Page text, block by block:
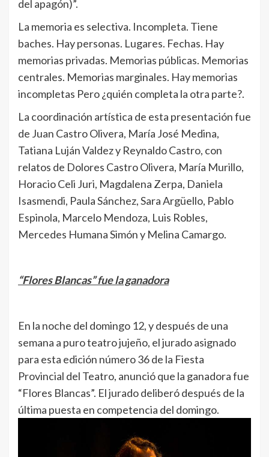
del apagón)”.
La memoria es selectiva. Incompleta. Tiene
baches. Hay personas. Lugares. Fechas. Hay
memorias privadas. Memorias públicas. Memorias
centrales. Memorias marginales. Hay memorias
incompletas Pero ¿quién completa la otra parte?.
La coordinación artística de esta presentación fue
de Juan Castro Olivera, María José Medina,
Tatiana Luján Valdez y Reynaldo Castro, con
relatos de Dolores Castro Olivera, María Murillo,
Horacio Celi Juri, Magdalena Zerpa, Daniela
Isasmendi, Paula Sánchez, Sara Argüello, Pablo
Espinola, Marcelo Mendoza, Luis Robles,
Mercedes Humana Simón y Melina Camargo.
“Flores Blancas” fue la ganadora
En la noche del domingo 12, y después de una
semana a puro teatro jujeño, el jurado asignado
para esta edición número 36 de la Fiesta
Provincial del Teatro, anunció que la ganadora fue
“Flores Blancas”. El jurado deliberó después de la
última puesta en competencia del domingo.